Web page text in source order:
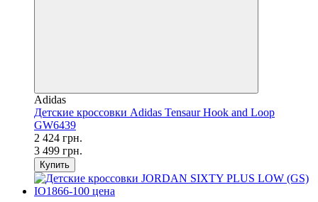
Adidas
Детские кроссовки Adidas Tensaur Hook and Loop
GW6439
2 424 грн.
3 499 грн.
Купить